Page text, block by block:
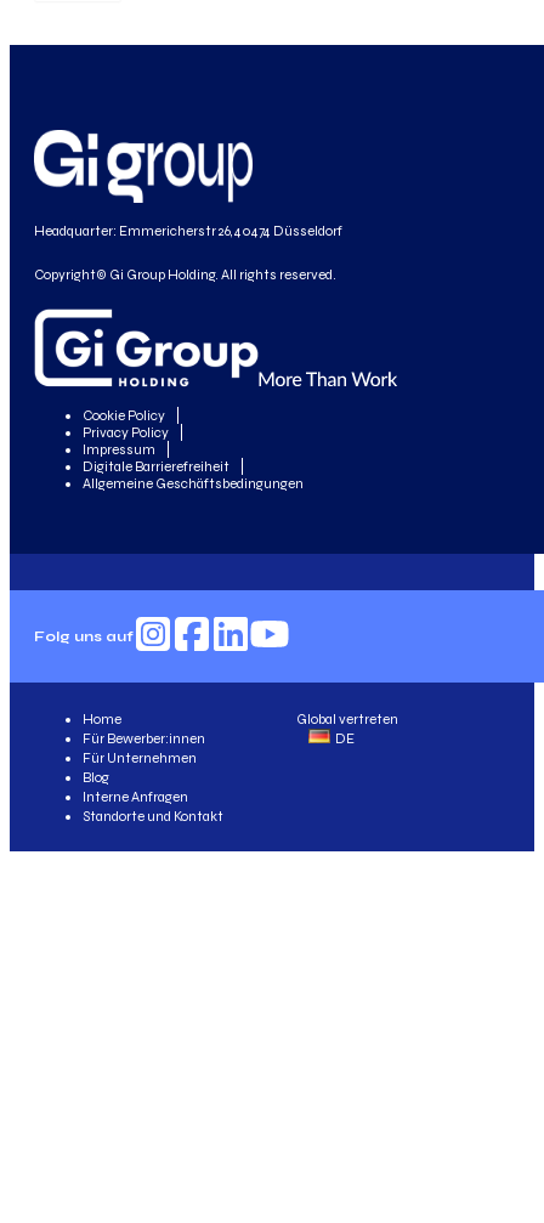
Headquarter: Emmericherstr 26, 40474 Düsseldorf
Copyright© Gi Group Holding. All rights reserved.
Cookie Policy
Privacy Policy
Impressum
Digitale Barrierefreiheit
Allgemeine Geschäftsbedingungen
Folg uns auf
Global vertreten
DE
Home
Für Bewerber:innen
Für Unternehmen
Blog
Interne Anfragen
Standorte und Kontakt